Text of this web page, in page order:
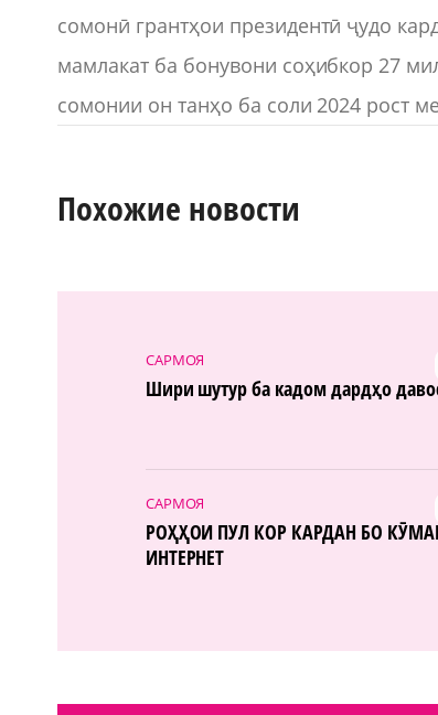
сомонӣ грантҳои президентӣ ҷудо
мамлакат ба бонувони соҳибкор 27
сомонии он танҳо ба соли 2024 рост
Похожие новости
САРМОЯ
Шири шутур ба кадом дардҳо
САРМОЯ
РОҲҲОИ ПУЛ КОР КАРДАН БО
ИНТЕРНЕТ